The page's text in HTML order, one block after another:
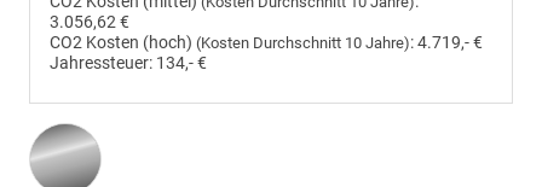
3.056,62 €
CO2 Kosten (hoch) (Kosten Durchschnitt 10 Jahre):4.719,- €
Jahressteuer: 134,- €